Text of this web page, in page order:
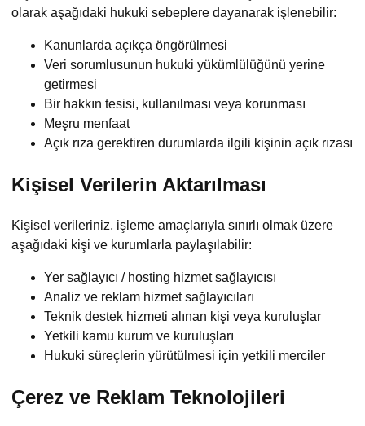
olarak aşağıdaki hukuki sebeplere dayanarak işlenebilir:
Kanunlarda açıkça öngörülmesi
Veri sorumlusunun hukuki yükümlülüğünü yerine
getirmesi
Bir hakkın tesisi, kullanılması veya korunması
Meşru menfaat
Açık rıza gerektiren durumlarda ilgili kişinin açık rızası
Kişisel Verilerin Aktarılması
Kişisel verileriniz, işleme amaçlarıyla sınırlı olmak üzere
aşağıdaki kişi ve kurumlarla paylaşılabilir:
Yer sağlayıcı / hosting hizmet sağlayıcısı
Analiz ve reklam hizmet sağlayıcıları
Teknik destek hizmeti alınan kişi veya kuruluşlar
Yetkili kamu kurum ve kuruluşları
Hukuki süreçlerin yürütülmesi için yetkili merciler
Çerez ve Reklam Teknolojileri